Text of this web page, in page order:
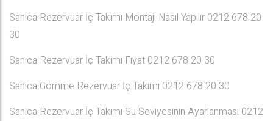
Sanica Rezervuar İç Takımı Montajı Nasıl Yapılır 0212 678 20
30
Sanica Rezervuar İç Takımı Fiyat 0212 678 20 30
Sanica Gömme Rezervuar İç Takımı 0212 678 20 30
Sanica Rezervuar İç Takımı Su Seviyesinin Ayarlanması 0212